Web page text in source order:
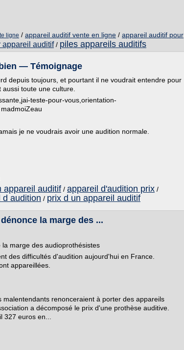
ligne / appareil auditif vente en ligne / appareil auditif pour
appareil auditif/ piles appareils auditifs
— Témoignage
depuis toujours, et pourtant il ne voudrait entendre pour
toute une culture.
teste-pour-vous,orientation-
je ne voudrais avoir une audition normale.
appareil auditif / appareil d'audition prix /
d audition / prix d un appareil auditif
la marge des ...
marge des audioprothésistes
des difficultés d'audition aujourd'hui en France.
appareillées.
malentendants renonceraient à porter des appareils
a décomposé le prix d'une prothèse auditive.
euros en...